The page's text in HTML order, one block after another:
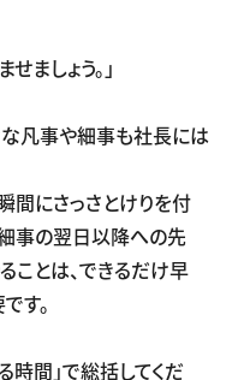
ましょう。」
凡事や細事も社長には
間にさっさとけりを付
細事の翌日以降への先
ことは、できるだけ早
す。
間」で総括してくだ